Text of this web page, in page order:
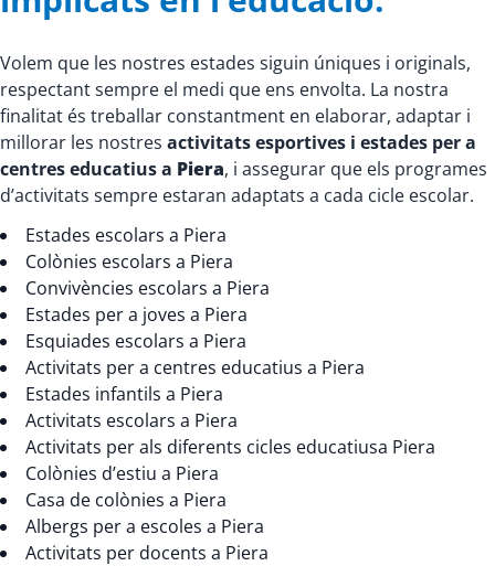
Volem que les nostres estades siguin úniques i originals,
respectant sempre el medi que ens envolta. La nostra
finalitat és treballar constantment en elaborar, adaptar i
millorar les nostres activitats esportives i estades per a
centres educatius a Piera, i assegurar que els programes
d’activitats sempre estaran adaptats a cada cicle escolar.
Estades escolars a Piera
Colònies escolars a Piera
Convivències escolars a Piera
Estades per a joves a Piera
Esquiades escolars a Piera
Activitats per a centres educatius a Piera
Estades infantils a Piera
Activitats escolars a Piera
Activitats per als diferents cicles educatiusa Piera
Colònies d’estiu a Piera
Casa de colònies a Piera
Albergs per a escoles a Piera
Activitats per docents a Piera